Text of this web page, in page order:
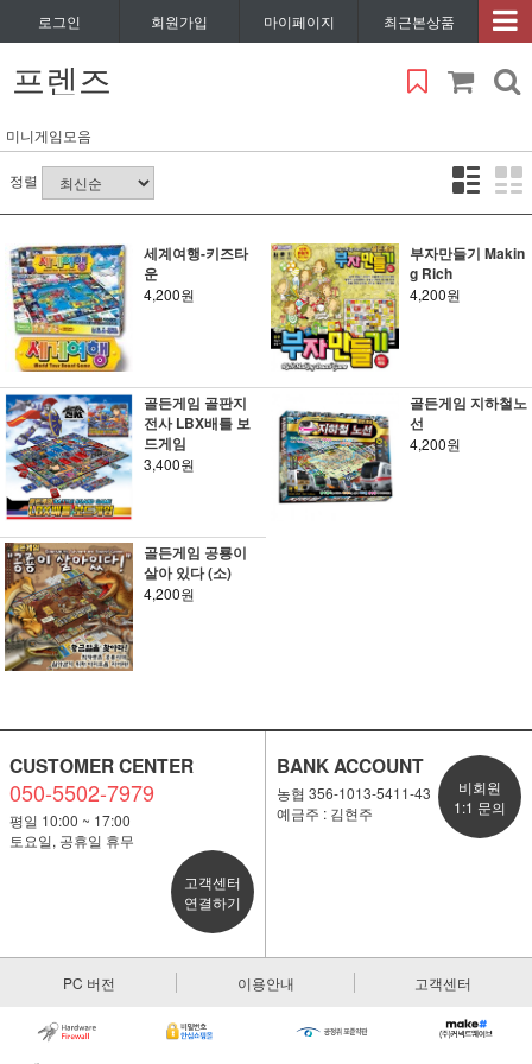
로그인 회원가입 마이페이지 최근본상품
프렌즈
미니게임모음
정렬
세계여행-키즈타
운
4,200원
부자만들기 Makin
g Rich
4,200원
골든게임 골판지
전사 LBX배틀 보
드게임
3,400원
골든게임 지하철노
선
4,200원
골든게임 공룡이
살아 있다 (소)
4,200원
CUSTOMER CENTER
050-5502-7979
평일 10:00 ~ 17:00
토요일, 공휴일 휴무
고객센터
연결하기
BANK ACCOUNT
농협 356-1013-5411-43
예금주 : 김현주
비회원
1:1 문의
PC 버전 이용안내 고객센터